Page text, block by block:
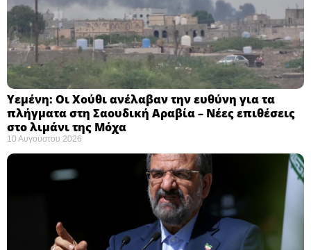
Υεμένη: Οι Χούθι ανέλαβαν την ευθύνη για τα
πλήγματα στη Σαουδική Αραβία – Νέες επιθέσεις
στο λιμάνι της Μόχα ​
10 Αυγούστου 2026